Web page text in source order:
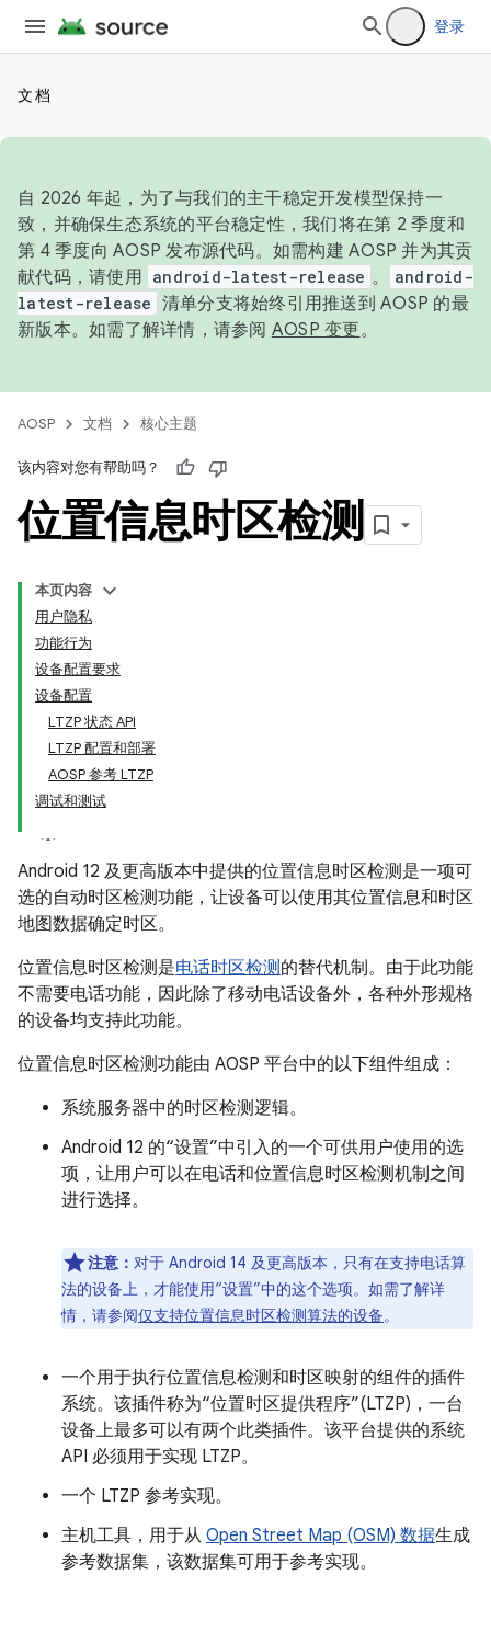
登录
文档
自 2026 年起，为了与我们的主干稳定开发模型保持一
致，并确保生态系统的平台稳定性，我们将在第 2 季度和
第 4 季度向 AOSP 发布源代码。如需构建 AOSP 并为其贡
献代码，请使用 android-latest-release 。
android-
latest-release 清单分支将始终引用推送到 AOSP 的最
新版本。如需了解详情，请参阅 AOSP 变更。
AOSP 文档 核心主题
该内容对您有帮助吗？
位置信息时区检测
本页内容
用户隐私
功能行为
设备配置要求
设备配置
LTZP 状态 API
LTZP 配置和部署
AOSP 参考 LTZP
调试和测试
Android 12 及更高版本中提供的位置信息时区检测是一项可
选的自动时区检测功能，让设备可以使用其位置信息和时区
地图数据确定时区。
位置信息时区检测是电话时区检测的替代机制。由于此功能
不需要电话功能，因此除了移动电话设备外，各种外形规格
的设备均支持此功能。
位置信息时区检测功能由 AOSP 平台中的以下组件组成：
系统服务器中的时区检测逻辑。
Android 12 的“设置”中引入的一个可供用户使用的选
项，让用户可以在电话和位置信息时区检测机制之间
进行选择。
注意： 对于 Android 14 及更高版本，只有在支持电话算
法的设备上，才能使用“设置”中的这个选项。如需了解详
情，请参阅仅支持位置信息时区检测算法的设备。
一个用于执行位置信息检测和时区映射的组件的插件
系统。该插件称为“位置时区提供程序”(LTZP)，一台
设备上最多可以有两个此类插件。 该平台提供的系统
API 必须用于实现 LTZP。
一个 LTZP 参考实现。
主机工具，用于从 Open Street Map (OSM) 数据生成
参考数据集，该数据集可用于参考实现。